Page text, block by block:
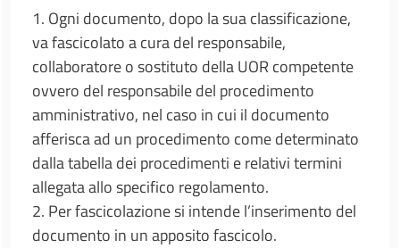
1. Ogni documento, dopo la sua classificazione,
va fascicolato a cura del responsabile,
collaboratore o sostituto della UOR competente
ovvero del responsabile del procedimento
amministrativo, nel caso in cui il documento
afferisca ad un procedimento come determinato
dalla tabella dei procedimenti e relativi termini
allegata allo specifico regolamento.
2. Per fascicolazione si intende l’inserimento del
documento in un apposito fascicolo.